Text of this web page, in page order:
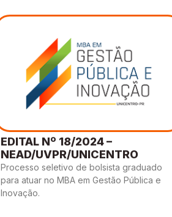
EDITAL Nº 18/2024 –
NEAD/UVPR/UNICENTRO
Processo seletivo de bolsista graduado
para atuar no MBA em Gestão Pública e
Inovação.